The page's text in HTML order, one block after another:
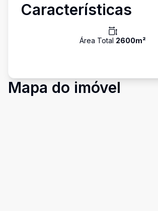
Características
Área Total 2600m²
Mapa do imóvel